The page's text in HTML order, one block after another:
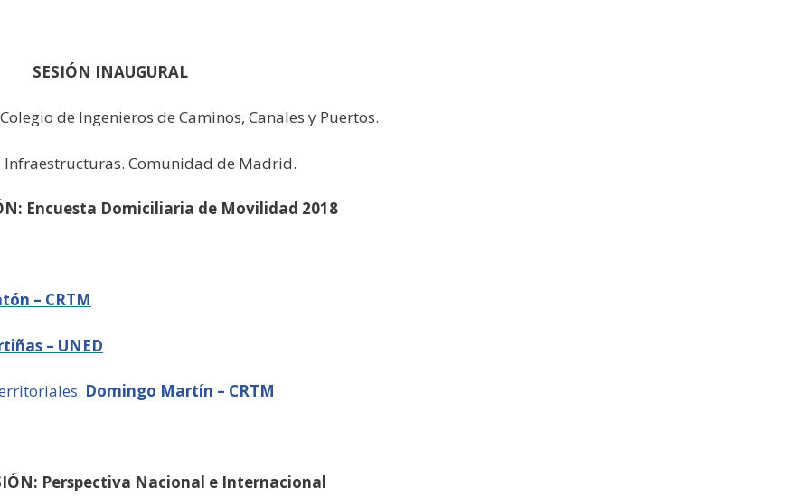
SESIÓN INAUGURAL
de Ingenieros de Caminos, Canales y Puertos.
Comunidad de Madrid.
Encuesta Domiciliaria de Movilidad 2018
– CRTM
– UNED
Domingo Martín – CRTM
Perspectiva Nacional e Internacional